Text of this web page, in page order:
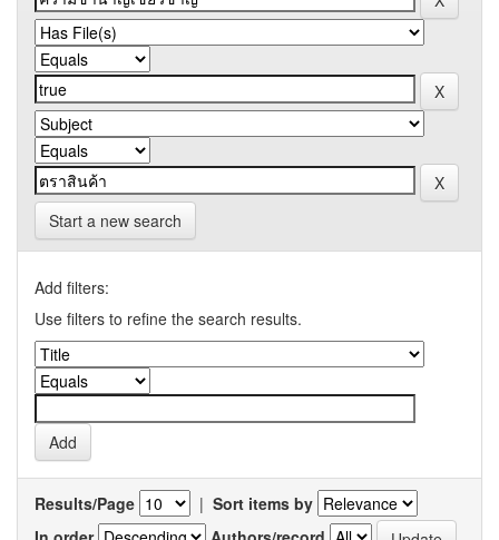
Start a new search
Add filters:
Use filters to refine the search results.
Results/Page | Sort items by